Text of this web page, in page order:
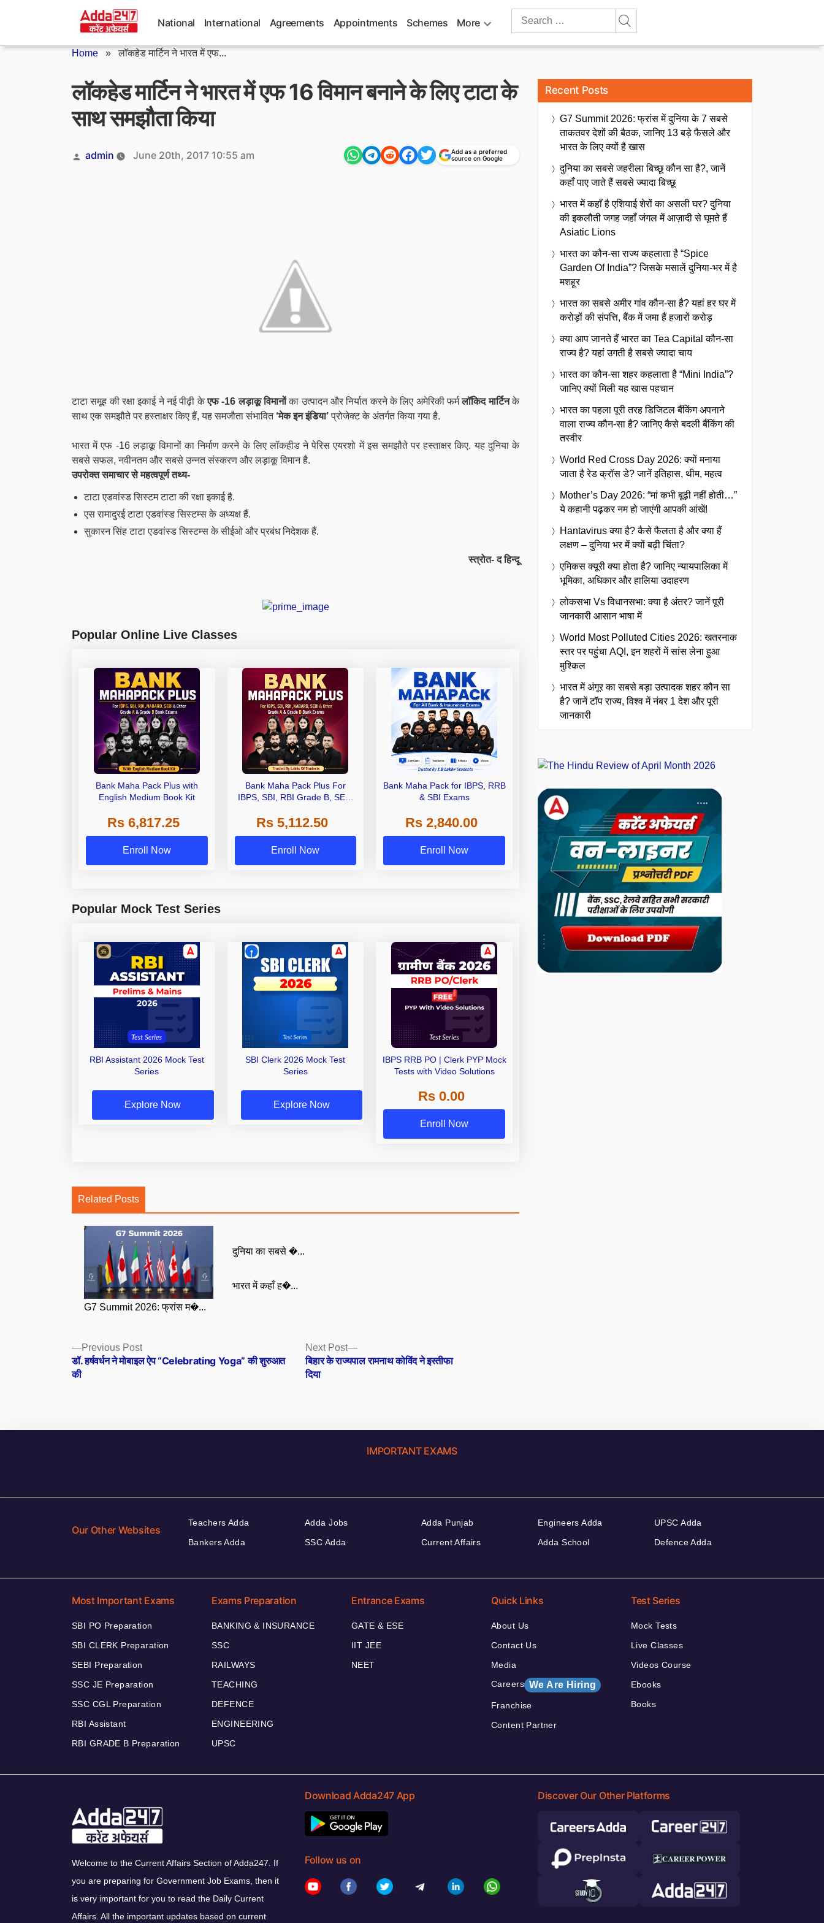
National International Agreements Appointments Schemes More
Search
Home »लॉकहेड मार्टिन ने भारत में एफ...
लॉकहेड मार्टिन ने भारत में एफ 16 विमान बनाने के लिए टाटा के
साथ समझौता किया
Posted
admin June 20th, 2017 10:55 am
Add as a preferred
source on Google
टाटा समूह की रक्षा इकाई ने नई पीढ़ी केएफ -16 लड़ाकू विमानोंका उत्पादन और निर्यात करने के लिए अमेरिकी फर्मलॉकिद मार्टिनके
साथ एक समझौते पर हस्ताक्षर किए हैं, यह समजौता संभावित ‘मेक इन इंडिया’प्रोजेक्ट के अंतर्गत किया गया है.
भारत में एफ -16 लड़ाकू विमानों का निर्माण करने के लिए लॉकहीड ने पेरिस एयरशो में इस समझौते पर हस्ताक्षर किए. यह दुनिया के
सबसे सफल, नवीनतम और सबसे उन्नत संस्करण और लड़ाकू विमान है.
उपरोक्त समाचार से महत्वपूर्ण तथ्य-
टाटा एडवांस्ड सिस्टम टाटा की रक्षा इकाई है.
एस रामादुरई टाटा एडवांस्ड सिस्टम्स के अध्यक्ष हैं.
सुकारन सिंह टाटा एडवांस्ड सिस्टम्स के सीईओ और प्रबंध निदेशक हैं.
स्त्रोत- द हिन्दू
Popular Online Live Classes
Bank Maha Pack Plus with
English Medium Book Kit
Rs 6,817.25
Enroll Now
Bank Maha Pack Plus For
IBPS, SBI, RBI Grade B, SEBI
Other Grade A & Grade B Bank
Exams
Rs 5,112.50
Enroll Now
Bank Maha Pack for IBPS, RRB
& SBI Exams
Rs 2,840.00
Enroll Now
Popular Mock Test Series
RBI Assistant 2026 Mock Test
Series
Explore Now
SBI Clerk 2026 Mock Test
Series
Explore Now
IBPS RRB PO | Clerk PYP Mock
Tests with Video Solutions
Rs 0.00
Enroll Now
Related Posts
G7 Summit 2026: फ्रांस म�...
दुनिया का सबसे �...
भारत में कहाँ ह�...
Posts
navigation
Previous PostPrevious
post:
डॉ. हर्षवर्धन ने मोबाइल ऐप “Celebrating Yoga” की शुरुआत
की
Next Post
Next
post:
बिहार के राज्यपाल रामनाथ कोविंद ने इस्तीफा
दिया
Recent Posts
G7 Summit 2026: फ्रांस में दुनिया के 7 सबसे
ताकतवर देशों की बैठक, जानिए 13 बड़े फैसले और
भारत के लिए क्यों है खास
दुनिया का सबसे जहरीला बिच्छू कौन सा है?, जानें
कहाँ पाए जाते हैं सबसे ज्यादा बिच्छू
भारत में कहाँ है एशियाई शेरों का असली घर? दुनिया
की इकलौती जगह जहाँ जंगल में आज़ादी से घूमते हैं
Asiatic Lions
भारत का कौन-सा राज्य कहलाता है “Spice
Garden Of India”? जिसके मसालें दुनिया-भर में है
मशहूर
भारत का सबसे अमीर गांव कौन-सा है? यहां हर घर में
करोड़ों की संपत्ति, बैंक में जमा हैं हजारों करोड़
क्या आप जानते हैं भारत का Tea Capital कौन-सा
राज्य है? यहां उगती है सबसे ज्यादा चाय
भारत का कौन-सा शहर कहलाता है “Mini India”?
जानिए क्यों मिली यह खास पहचान
भारत का पहला पूरी तरह डिजिटल बैंकिंग अपनाने
वाला राज्य कौन-सा है? जानिए कैसे बदली बैंकिंग की
तस्वीर
World Red Cross Day 2026: क्यों मनाया
जाता है रेड क्रॉस डे? जानें इतिहास, थीम, महत्व
Mother’s Day 2026: “मां कभी बूढ़ी नहीं होती…”
ये कहानी पढ़कर नम हो जाएंगी आपकी आंखें!
Hantavirus क्या है? कैसे फैलता है और क्या हैं
लक्षण – दुनिया भर में क्यों बढ़ी चिंता?
एमिकस क्यूरी क्या होता है? जानिए न्यायपालिका में
भूमिका, अधिकार और हालिया उदाहरण
लोकसभा Vs विधानसभा: क्या है अंतर? जानें पूरी
जानकारी आसान भाषा में
World Most Polluted Cities 2026: खतरनाक
स्तर पर पहुंचा AQI, इन शहरों में सांस लेना हुआ
मुश्किल
भारत में अंगूर का सबसे बड़ा उत्पादक शहर कौन सा
है? जानें टॉप राज्य, विश्व में नंबर 1 देश और पूरी
जानकारी
IMPORTANT EXAMS
Our Other Websites
Teachers Adda
Bankers Adda
Adda Jobs
SSC Adda
Adda Punjab
Current Affairs
Engineers Adda
Adda School
UPSC Adda
Defence Adda
Most Important Exams
SBI PO Preparation
SBI CLERK Preparation
SEBI Preparation
SSC JE Preparation
SSC CGL Preparation
RBI Assistant
RBI GRADE B Preparation
Exams Preparation
BANKING & INSURANCE
SSC
RAILWAYS
TEACHING
DEFENCE
ENGINEERING
UPSC
Entrance Exams
GATE & ESE
IIT JEE
NEET
Quick Links
About Us
Contact Us
Media
Careers We Are Hiring
Franchise
Content Partner
Test Series
Mock Tests
Live Classes
Videos Course
Ebooks
Books
Welcome to the Current Affairs Section of Adda247. If
you are preparing for Government Job Exams, then it
is very important for you to read the Daily Current
Affairs. All the important updates based on current
Download Adda247 App
Follow us on
Discover Our Other Platforms